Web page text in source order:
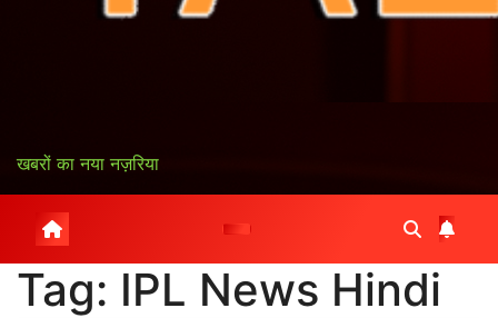
खबरों का नया नज़रिया
Tag: IPL News Hindi